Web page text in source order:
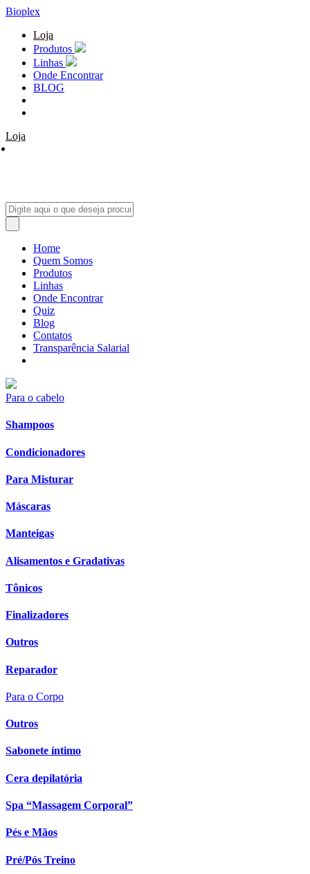
Bioplex
Loja
Produtos
Linhas
Onde Encontrar
BLOG
Loja
Home
Quem Somos
Produtos
Linhas
Onde Encontrar
Quiz
Blog
Contatos
Transparência Salarial
Para o cabelo
Shampoos
Condicionadores
Para Misturar
Máscaras
Manteigas
Alisamentos e Gradativas
Tônicos
Finalizadores
Outros
Reparador
Para o Corpo
Outros
Sabonete íntimo
Cera depilatória
Spa “Massagem Corporal”
Pés e Mãos
Pré/Pós Treino